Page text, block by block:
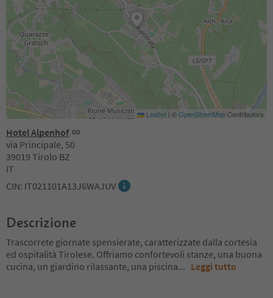
Hotel Alpenhof
via Principale, 50
39019 Tirolo BZ
IT
CIN: IT021101A13J6WAJUV
Leaflet | ©OpenStreetMapContributors
Descrizione
Trascorrete giornate spensierate, caratterizzate dalla cortesia
ed ospitalità Tirolese. Offriamo confortevoli stanze, una buona
cucina, un giardino rilassante, una piscina... Leggi tutto